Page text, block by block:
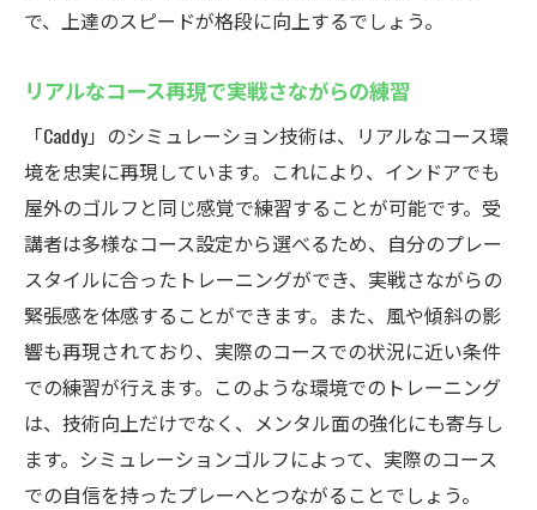
で、上達のスピードが格段に向上するでしょう。
リアルなコース再現で実戦さながらの練習
「Caddy」のシミュレーション技術は、リアルなコース環
境を忠実に再現しています。これにより、インドアでも
屋外のゴルフと同じ感覚で練習することが可能です。受
講者は多様なコース設定から選べるため、自分のプレー
スタイルに合ったトレーニングができ、実戦さながらの
緊張感を体感することができます。また、風や傾斜の影
響も再現されており、実際のコースでの状況に近い条件
での練習が行えます。このような環境でのトレーニング
は、技術向上だけでなく、メンタル面の強化にも寄与し
ます。シミュレーションゴルフによって、実際のコース
での自信を持ったプレーへとつながることでしょう。